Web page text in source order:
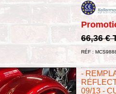
66,36 €
RÉF :
-
09/13 -